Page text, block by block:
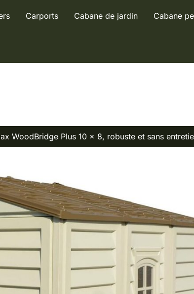
Carports Cabane de jardin Cabane
WoodBridge Plus 10 x 8, robuste et sans